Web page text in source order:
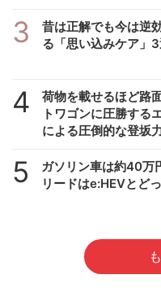
3
昔は正解でも今は逆
る「思い込みケア」
4
荷物を載せるほど路
トワゴンに圧勝する
による圧倒的な登坂力
5
ガソリン車は約40
リードはe:HEVとど